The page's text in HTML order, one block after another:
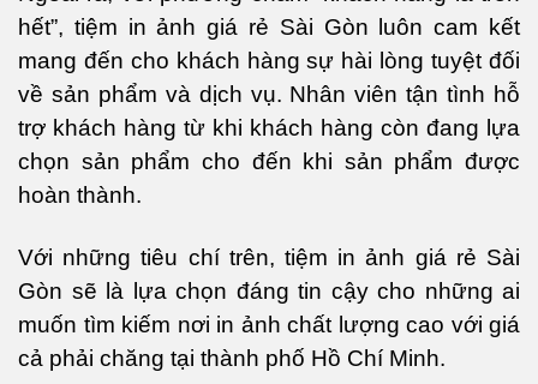
hết”, tiệm in ảnh giá rẻ Sài Gòn luôn cam kết
mang đến cho khách hàng sự hài lòng tuyệt đối
về sản phẩm và dịch vụ. Nhân viên tận tình hỗ
trợ khách hàng từ khi khách hàng còn đang lựa
chọn sản phẩm cho đến khi sản phẩm được
hoàn thành.
Với những tiêu chí trên, tiệm in ảnh giá rẻ Sài
Gòn sẽ là lựa chọn đáng tin cậy cho những ai
muốn tìm kiếm nơi in ảnh chất lượng cao với giá
cả phải chăng tại thành phố Hồ Chí Minh.